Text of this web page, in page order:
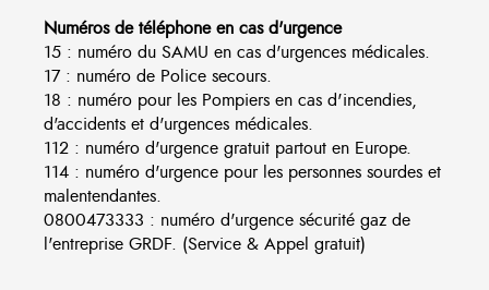
Numéros de téléphone en cas d'urgence
15 : numéro du SAMU en cas d'urgences médicales.
17 : numéro de Police secours.
18 : numéro pour les Pompiers en cas d'incendies,
d'accidents et d'urgences médicales.
112 : numéro d'urgence gratuit partout en Europe.
114 : numéro d'urgence pour les personnes sourdes et
malentendantes.
0800473333 : numéro d'urgence sécurité gaz de
l'entreprise GRDF. (Service & Appel gratuit)